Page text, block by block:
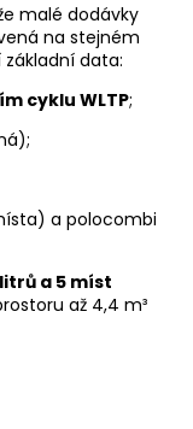
malé dodávky
na stejném
data:
cyklu WLTP;
a polocombi
a 5 míst
až 4,4 m³